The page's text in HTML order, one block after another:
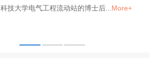
科技大学电气工程流动站的博士后... More+